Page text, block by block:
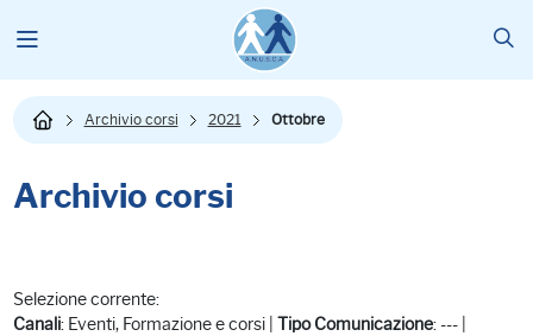
Archivio corsi 2021 Ottobre
Archivio corsi
Selezione corrente:
Canali: Eventi, Formazione e corsi | Tipo Comunicazione: --- |